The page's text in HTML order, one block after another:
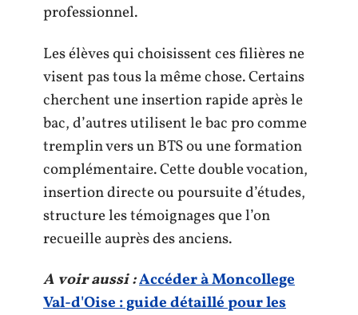
professionnel.
Les élèves qui choisissent ces filières ne
visent pas tous la même chose. Certains
cherchent une insertion rapide après le
bac, d’autres utilisent le bac pro comme
tremplin vers un BTS ou une formation
complémentaire. Cette double vocation,
insertion directe ou poursuite d’études,
structure les témoignages que l’on
recueille auprès des anciens.
A voir aussi :Accéder à Moncollege
Val-d'Oise : guide détaillé pour les